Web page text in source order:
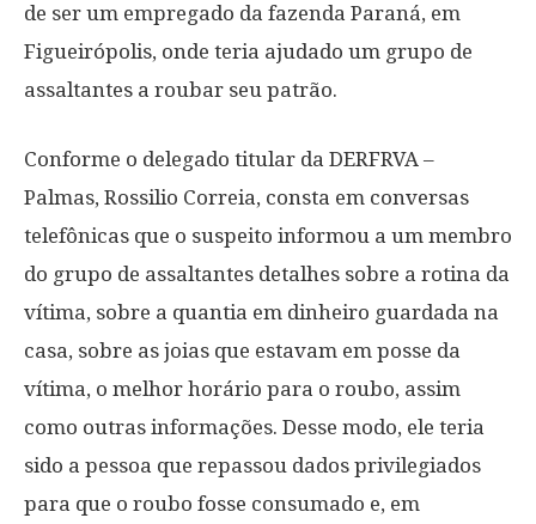
de ser um empregado da fazenda Paraná, em
Figueirópolis, onde teria ajudado um grupo de
assaltantes a roubar seu patrão.
Conforme o delegado titular da DERFRVA –
Palmas, Rossilio Correia, consta em conversas
telefônicas que o suspeito informou a um membro
do grupo de assaltantes detalhes sobre a rotina da
vítima, sobre a quantia em dinheiro guardada na
casa, sobre as joias que estavam em posse da
vítima, o melhor horário para o roubo, assim
como outras informações. Desse modo, ele teria
sido a pessoa que repassou dados privilegiados
para que o roubo fosse consumado e, em